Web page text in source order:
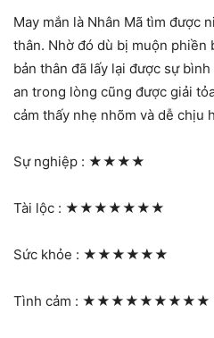
May mắn là Nhân Mã tìm được
thân. Nhờ đó dù bị muộn phiền
bản thân đã lấy lại được sự
an trong lòng cũng được giải
cảm thấy nhẹ nhõm và dễ chịu
Sự nghiệp : ★★★★
Tài lộc : ★★★★★★★
Sức khỏe : ★★★★★★
Tình cảm : ★★★★★★★★★